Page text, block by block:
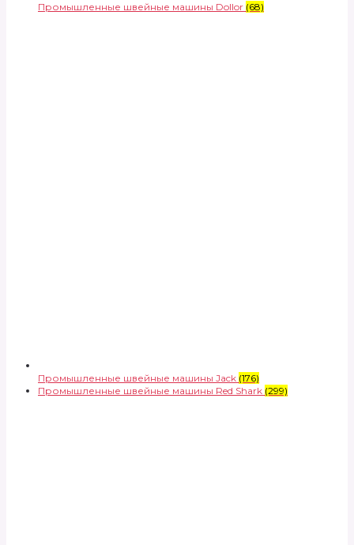
Промышленные швейные машины Dollor (68)
Промышленные швейные машины Jack (176)
Промышленные швейные машины Red Shark (299)